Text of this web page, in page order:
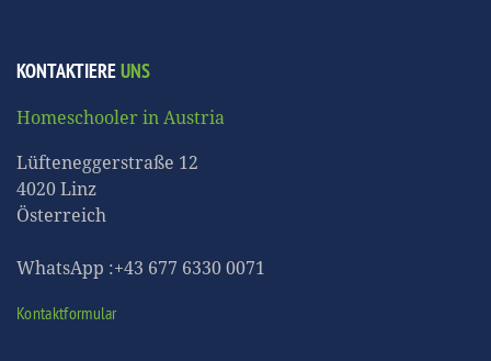
KONTAKTIEREUNS
Homeschooler in Austria
Lüfteneggerstraße 12
4020 Linz
Österreich
WhatsApp :+43 677 6330 0071
Kontaktformular